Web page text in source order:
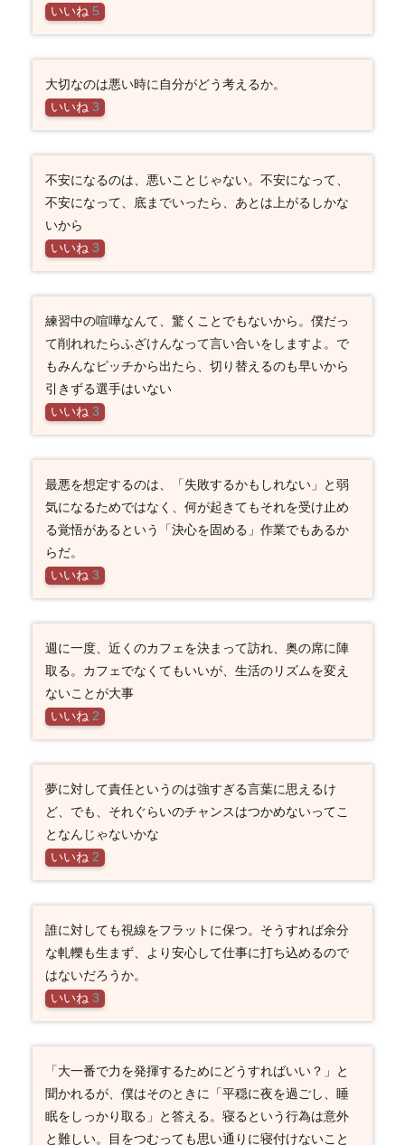
いいね 5
大切なのは悪い時に自分がどう考えるか。
いいね 3
不安になるのは、悪いことじゃない。不安になって、
不安になって、底までいったら、あとは上がるしかな
いから
いいね 3
練習中の喧嘩なんて、驚くことでもないから。僕だっ
て削れれたらふざけんなって言い合いをしますよ。で
もみんなピッチから出たら、切り替えるのも早いから
引きずる選手はいない
いいね 3
最悪を想定するのは、「失敗するかもしれない」と弱
気になるためではなく、何が起きてもそれを受け止め
る覚悟があるという「決心を固める」作業でもあるか
らだ。
いいね 3
週に一度、近くのカフェを決まって訪れ、奥の席に陣
取る。カフェでなくてもいいが、生活のリズムを変え
ないことが大事
いいね 2
夢に対して責任というのは強すぎる言葉に思えるけ
ど、でも、それぐらいのチャンスはつかめないってこ
となんじゃないかな
いいね 2
誰に対しても視線をフラットに保つ。そうすれば余分
な軋轢も生まず、より安心して仕事に打ち込めるので
はないだろうか。
いいね 3
「大一番で力を発揮するためにどうすればいい？」と
聞かれるが、僕はそのときに「平穏に夜を過ごし、睡
眠をしっかり取る」と答える。寝るという行為は意外
と難しい。目をつむっても思い通りに寝付けないこと